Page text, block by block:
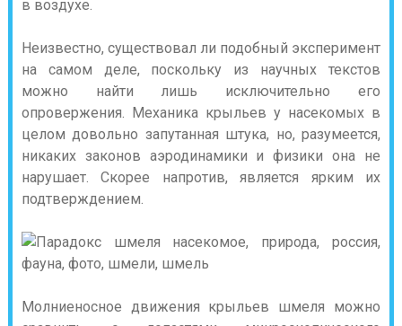
в воздухе.
Неизвестно, существовал ли подобный эксперимент
на самом деле, поскольку из научных текстов
можно найти лишь исключительно его
опровержения. Механика крыльев у насекомых в
целом довольно запутанная штука, но, разумеется,
никаких законов аэродинамики и физики она не
нарушает. Скорее напротив, является ярким их
подтверждением.
Молниеносное движения крыльев шмеля можно